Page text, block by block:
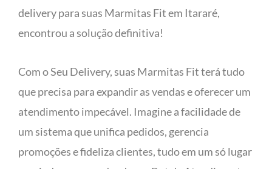
delivery para suas Marmitas Fit em Itararé,
encontrou a solução definitiva!
Com o Seu Delivery, suas Marmitas Fit terá tudo
que precisa para expandir as vendas e oferecer um
atendimento impecável. Imagine a facilidade de
um sistema que unifica pedidos, gerencia
promoções e fideliza clientes, tudo em um só lugar